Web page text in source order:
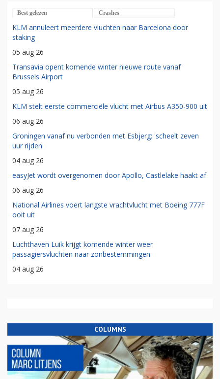
Best gelezen Crashes
KLM annuleert meerdere vluchten naar Barcelona door
staking
05 aug 26
Transavia opent komende winter nieuwe route vanaf
Brussels Airport
05 aug 26
KLM stelt eerste commerciële vlucht met Airbus A350-900 uit
06 aug 26
Groningen vanaf nu verbonden met Esbjerg: 'scheelt zeven
uur rijden'
04 aug 26
easyJet wordt overgenomen door Apollo, Castlelake haakt af
06 aug 26
National Airlines voert langste vrachtvlucht met Boeing 777F
ooit uit
07 aug 26
Luchthaven Luik krijgt komende winter weer
passagiersvluchten naar zonbestemmingen
04 aug 26
COLUMNS